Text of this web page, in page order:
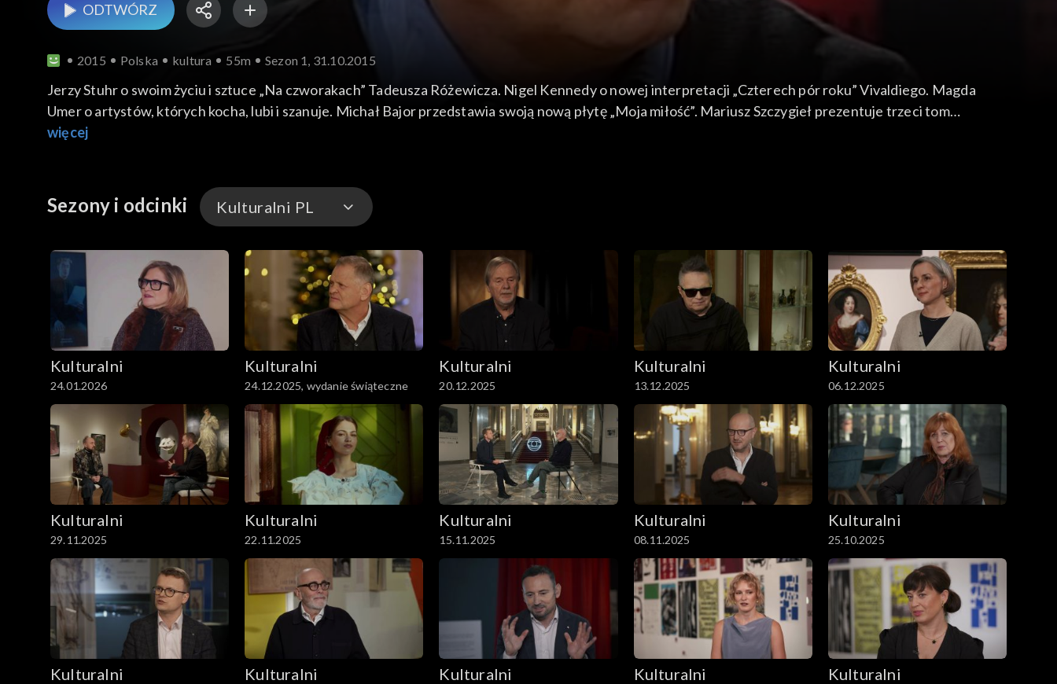
ODTWÓRZ
2015 Polska kultura 55m Sezon 1, 31.10.2015
Jerzy Stuhr o swoim życiu i sztuce „Na czworakach” Tadeusza Różewicza. Nigel Kennedy o nowej interpretacji „Czterech pór roku” Vivaldiego. Magda
Umer o artystów, których kocha, lubi i szanuje. Michał Bajor przedstawia swoją nową płytę „Moja miłość”. Mariusz Szczygieł prezentuje trzeci tom
„Antologii polskiego reportażu XX wieku”.
więcej
Sezony i odcinki Kulturalni PL
Kulturalni
Kulturalni PL
Kulturalni
24.01.2026
Kulturalni
24.12.2025, wydanie świąteczne
Kulturalni
20.12.2025
Kulturalni
13.12.2025
Kulturalni
06.12.2025
Kulturalni
29.11.2025
Kulturalni
22.11.2025
Kulturalni
15.11.2025
Kulturalni
08.11.2025
Kulturalni
25.10.2025
Kulturalni Kulturalni Kulturalni Kulturalni Kulturalni